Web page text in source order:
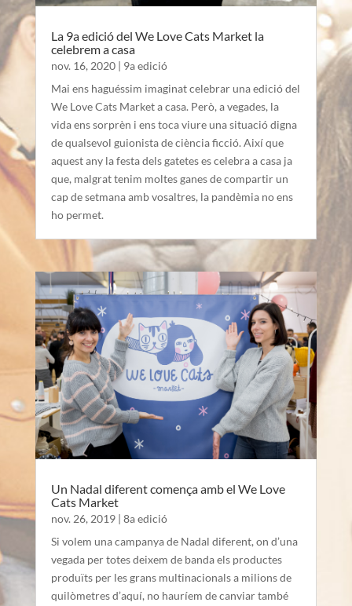
La 9a edició del We Love Cats Market la
celebrem a casa
nov. 16, 2020| 9a edició
Mai ens haguéssim imaginat celebrar una edició del
We Love Cats Market a casa. Però, a vegades, la
vida ens sorprèn i ens toca viure una situació digna
de qualsevol guionista de ciència ficció. Així que
aquest any la festa dels gatetes es celebra a casa ja
que, malgrat tenim moltes ganes de compartir un
cap de setmana amb vosaltres, la pandèmia no ens
ho permet.
Un Nadal diferent comença amb el We Love
Cats Market
nov. 26, 2019| 8a edició
Si volem una campanya de Nadal diferent, on d’una
vegada per totes deixem de banda els productes
produïts per les grans multinacionals a milions de
quilòmetres d’aquí, no hauríem de canviar també